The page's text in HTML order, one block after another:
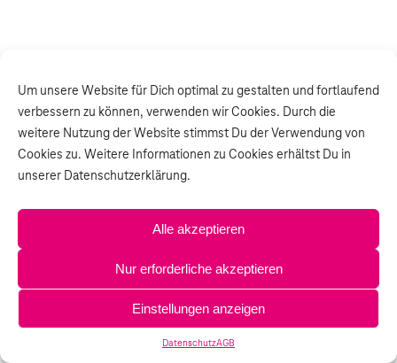
Um unsere Website für Dich optimal zu gestalten und fortlaufend
verbessern zu können, verwenden wir Cookies. Durch die
weitere Nutzung der Website stimmst Du der Verwendung von
Cookies zu. Weitere Informationen zu Cookies erhältst Du in
unserer Datenschutzerklärung.
Alle akzeptieren
Nur erforderliche akzeptieren
Einstellungen anzeigen
DatenschutzAGB